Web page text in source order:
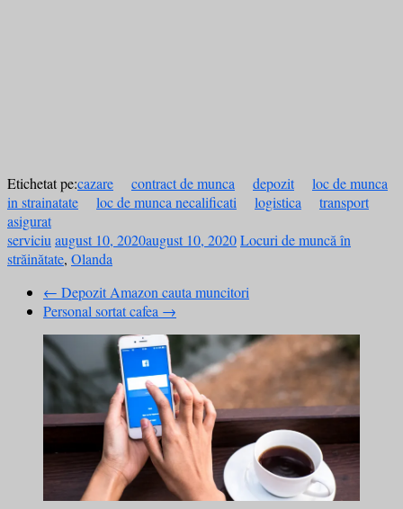
Etichetat pe:cazare contract de munca depozit
loc de munca
in strainatate
loc de munca necalificati logistica
transport
asigurat
serviciuaugust 10, 2020august 10, 2020Locuri de muncă în
străinătate, Olanda
← Depozit Amazon cauta muncitori
Personal sortat cafea →